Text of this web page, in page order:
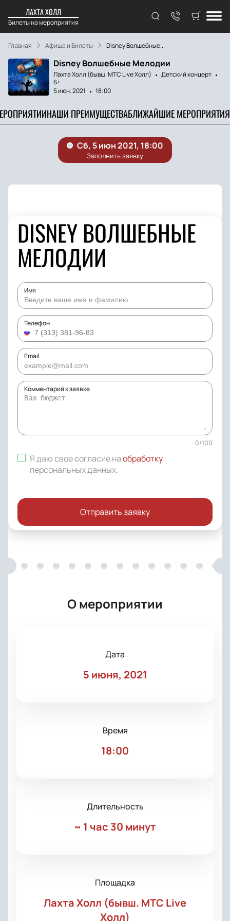
ЛАХТА ХОЛЛ
Билеты на мероприятия
Главная Афиша и Билеты Disney Волшебные...
Disney Волшебные Мелодии
Лахта Холл (бывш. МТС Live Холл)
Детский концерт
6+
5 июн. 2021
18:00
НАШИ ПРЕИМУЩЕСТВАБЛИЖАЙШИЕ МЕРОПРИЯТИЯ
DISNEY ВОЛШЕБНЫЕ
МЕЛОДИИ
Имя
Телефон
Email
Комментарий к заявке
0/100
Я даю свое согласие наобработку
персональных данных.
Отправить заявку
О мероприятии
Дата
5 июня, 2021
Время
18:00
Длительность
~ 1 час 30 минут
Площадка
Лахта Холл (бывш. МТС Live
Холл)